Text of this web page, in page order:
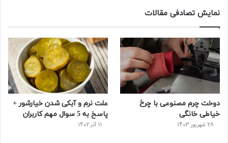
س
ب
و
ک
ی
ت
ر
ت
ر
ی
س
ت
ی
و
ب
پ
ر
س
نمایش تصادفی مقالات
دوخت چرم مصنوعی با چرخ
خیاطی خانگی
28 شهریور 1403
علت نرم و آبکی شدن خیارشور +
پاسخ به 5 سوال مهم کاربران
11 آذر 1402